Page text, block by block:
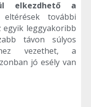
elkezdhető a
további
egyik leggyakoribb
távon súlyos
vezethet, a
jó esély van